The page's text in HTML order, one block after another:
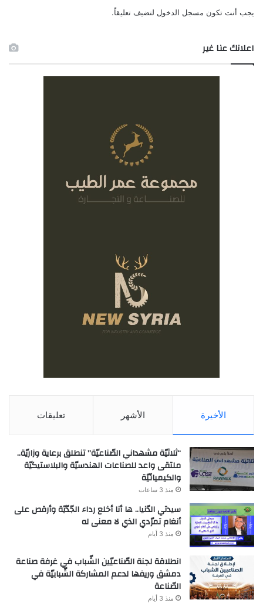
يجب أنت تكون مسجل الدخول لتضيف تعليقاً.
اعلانك عنا غير
الأخيرة الأشهر تعليقات
“ثلاثيّة مشهداني الصّناعيّة” تنطلق برعاية وزاريّة..
ملتقى واعد للصناعات الهندسيّة والبلاستيكيّة
والكيميائيّة
منذ 3 ساعات
سيدتي الدّنيا.. ها أنا أخلع رداء الجّدّيّة وأرقص على
أنغام تمرّدي الذي لا معنى له
منذ 3 أيام
انطلاقة لجنة الصّناعيّين الشّباب في غرفة صناعة
دمشق وريفها لدعم المشاركة الشّبابيّة في
الصّناعة
منذ 3 أيام